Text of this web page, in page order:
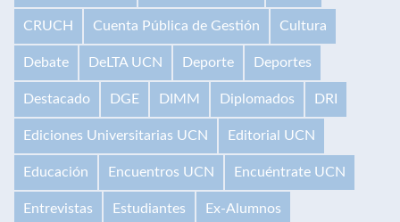
CRUCH Cuenta Pública de Gestión Cultura
Debate DeLTA UCN Deporte Deportes
Destacado DGE DIMM Diplomados DRI
Ediciones Universitarias UCN Editorial UCN
Educación Encuentros UCN Encuéntrate UCN
Entrevistas Estudiantes Ex-Alumnos